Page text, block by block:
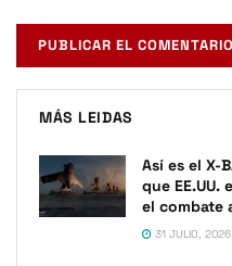
MÁS LEIDAS
Así es el X-
que
el combate
31 JULIO, 2026